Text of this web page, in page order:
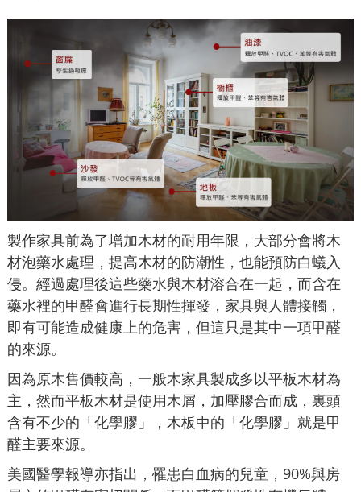
製作家具前為了增加木材的耐用年限，大部分會將木
材泡藥水處理，提高木材的防潮性，也能預防白蟻入
侵。經過處理後這些藥水與木材溶合在一起，而含在
藥水裡的甲醛會進行長期性揮發，家具與人體接觸，
即有可能造成健康上的危害，但這只是其中一項甲醛
的來源。
因為原木售價較高，一般木家具製成多以平板木材為
主，然而平板木材是使用木屑，加壓膠合而成，裏頭
含有不少的「化學膠」，木板中的「化學膠」就是甲
醛主要來源。
美國醫學報導亦指出，罹患白血病的兒童，90%與房